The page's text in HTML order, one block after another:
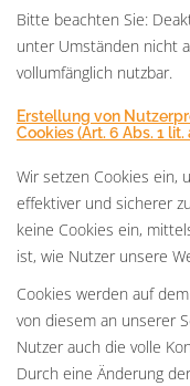
Bitte beachten Sie:
unter Umständen nicht
vollumfänglich nutzbar.
Erstellung von
Cookies (Art. 6 Abs. 1 lit.
Wir setzen Cookies ein,
effektiver und sicherer
keine Cookies ein,
ist, wie Nutzer unsere
Cookies werden auf
von diesem an unserer
Nutzer auch die volle
Durch eine Änderung